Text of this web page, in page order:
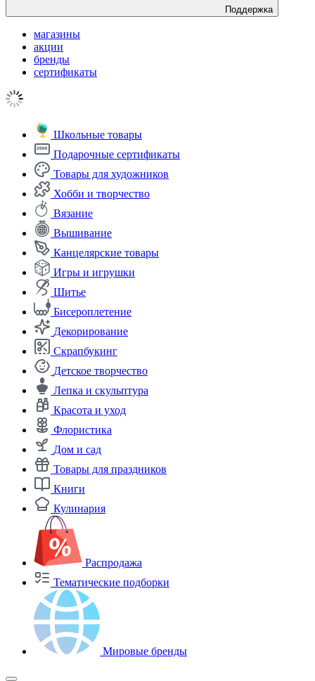
Поддержка
магазины
акции
бренды
сертификаты
Школьные товары
Подарочные сертификаты
Товары для художников
Хобби и творчество
Вязание
Вышивание
Канцелярские товары
Игры и игрушки
Шитье
Бисероплетение
Декорирование
Скрапбукинг
Детское творчество
Лепка и скульптура
Красота и уход
Флористика
Дом и сад
Товары для праздников
Книги
Кулинария
Распродажа
Тематические подборки
Мировые бренды